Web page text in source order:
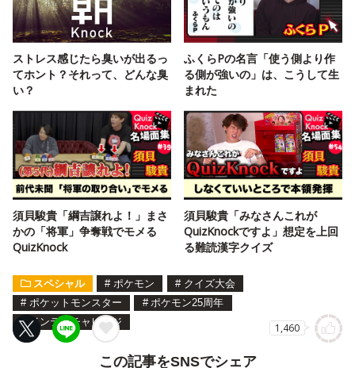
1,460
ストレス感じたら臭いが出るっ
てホント？それって、どんな臭
い？
ふくらPの名言「使う側より作
る側が強いの」は、こうして生
まれた
須貝駿貴「綱吉譲れよ！」まさ
かの「将軍」争奪戦でモメる
QuizKnock
須貝駿貴「みなさんこれが
QuizKnockですよ」想定を上回
る難読漢字クイズ
スペシャル # ポケモン # クイズ大会
# ポケットモンスター # ポケモン25周年
# インテリチャレンジ
この記事をSNSでシェア